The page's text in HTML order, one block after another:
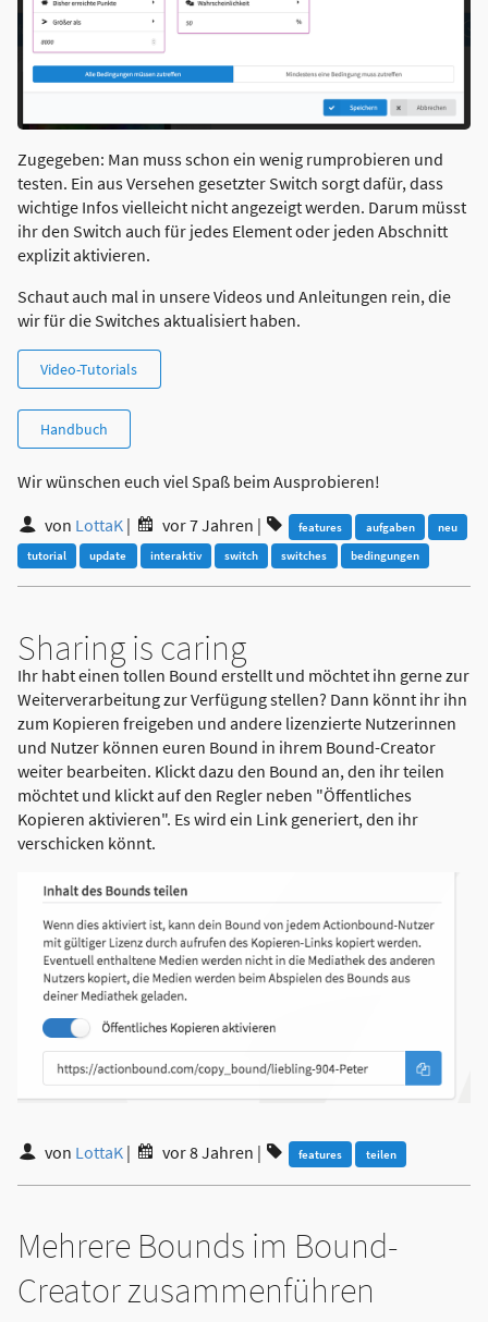
Zugegeben: Man muss schon ein wenig rumprobieren und
testen. Ein aus Versehen gesetzter Switch sorgt dafür, dass
wichtige Infos vielleicht nicht angezeigt werden. Darum müsst
ihr den Switch auch für jedes Element oder jeden Abschnitt
explizit aktivieren.
Schaut auch mal in unsere Videos und Anleitungen rein, die
wir für die Switches aktualisiert haben.
Video-Tutorials
Handbuch
Wir wünschen euch viel Spaß beim Ausprobieren!
von LottaK | vor 7 Jahren | features aufgaben
neu
tutorial
update interaktiv switch switches bedingungen
Sharing is caring
Ihr habt einen tollen Bound erstellt und möchtet ihn gerne zur
Weiterverarbeitung zur Verfügung stellen? Dann könnt ihr ihn
zum Kopieren freigeben und andere lizenzierte Nutzerinnen
und Nutzer können euren Bound in ihrem Bound-Creator
weiter bearbeiten. Klickt dazu den Bound an, den ihr teilen
möchtet und klickt auf den Regler neben "Öffentliches
Kopieren aktivieren". Es wird ein Link generiert, den ihr
verschicken könnt.
von LottaK | vor 8 Jahren | features teilen
Mehrere Bounds im Bound-
Creator zusammenführen